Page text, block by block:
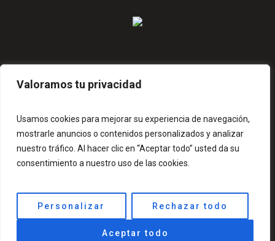
Valoramos tu privacidad
Usamos cookies para mejorar su experiencia de navegación,
mostrarle anuncios o contenidos personalizados y analizar
nuestro tráfico. Al hacer clic en “Aceptar todo” usted da su
consentimiento a nuestro uso de las cookies.
Personalizar Rechazar todo
Aceptar todo
INFO@AZELLEB.ES
646 18 13 76
Sitio web hecho por VidaAudiovisual - 2023 ©